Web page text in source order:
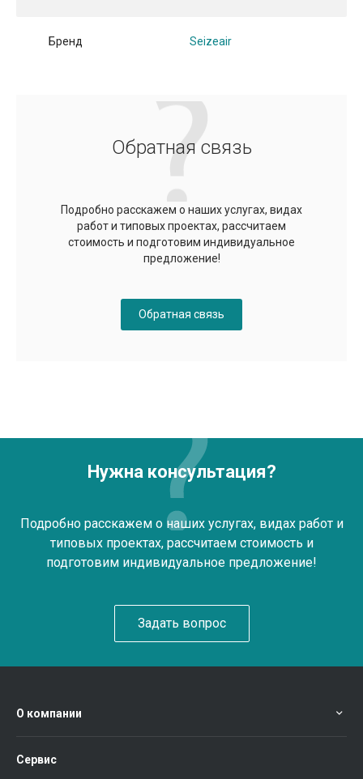
Бренд Seizeair
Обратная связь
Подробно расскажем о наших услугах, видах
работ и типовых проектах, рассчитаем
стоимость и подготовим индивидуальное
предложение!
Обратная связь
Нужна консультация?
Подробно расскажем о наших услугах, видах работ и
типовых проектах, рассчитаем стоимость и
подготовим индивидуальное предложение!
Задать вопрос
О компании
Сервис